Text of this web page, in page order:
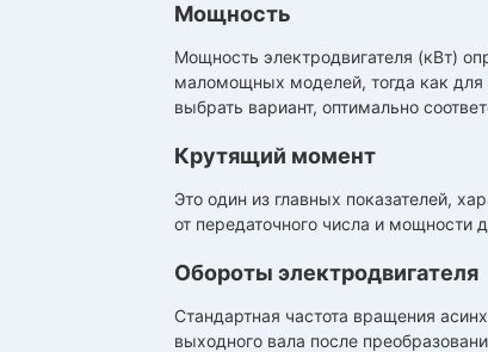
Мощность
Мощность электродвигателя (кВт)
маломощных моделей, тогда как
выбрать вариант, оптимально
Крутящий момент
Это один из главных показателей,
от передаточного числа и мощности
Обороты электродвигателя
Стандартная частота вращения
выходного вала после